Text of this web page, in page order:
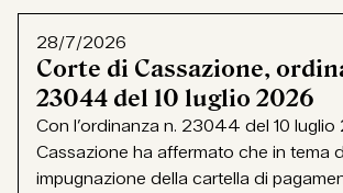
28/7/2026
Corte di Cassazione,
23044 del 10 luglio 2026
Con l’ordinanza n. 23044 del 10 luglio
Cassazione ha affermato che in tema
impugnazione della cartella di